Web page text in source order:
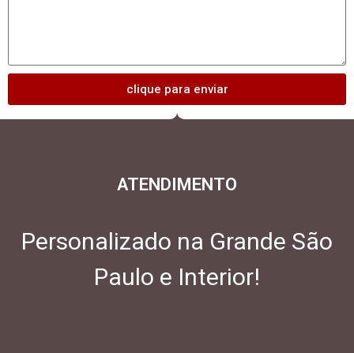
clique para enviar
ATENDIMENTO
Personalizado na Grande São
Paulo e Interior!